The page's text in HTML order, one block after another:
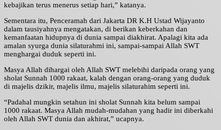
kebajikan terus menerus setiap hari,” katanya.
Sementara itu, Penceramah dari Jakarta DR K.H Ustad Wijayanto
dalam tausiyahnya mengatakan, di berikan keberkahan dan
kemanfaatan hidupnya di dunia sampai diakhirat. Apalagi kita ada
amalan syurga dunia silaturahmi ini, sampai-sampai Allah SWT
menghargai duduk seperti ini.
Masya Allah dihargai oleh Allah SWT melebihi daripada orang yang
sholat Sunnah 1000 rakaat, kalah dengan orang-orang yang duduk
di majelis dzikir, majelis ilmu, majelis silaturahim seperti ini.
“Padahal mungkin setahun ini sholat Sunnah kita belum sampai
1000 rakaat. Masya Allah mudah-mudahan yang hadir ini diberkahi
oleh Allah SWT dunia dan akhirat,” ucapnya.